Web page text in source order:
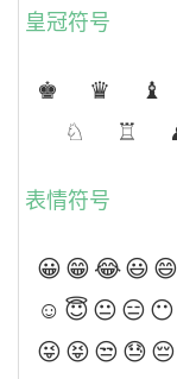
皇冠符号
♚ ♛
♘ ♖
表情符号